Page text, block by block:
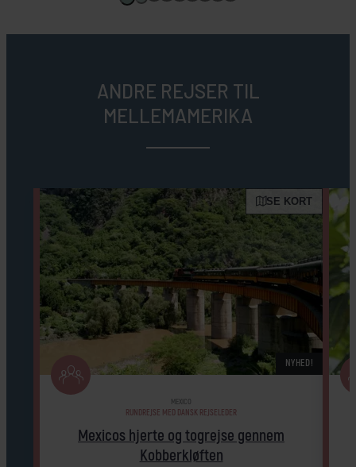
ANDRE REJSER TIL
MELLEMAMERIKA
SE KORT
NYHED!
Mexicos hjerte og togrejse gennem
Kobberkløften
MEXICO
RUNDREJSE MED DANSK REJSELEDER